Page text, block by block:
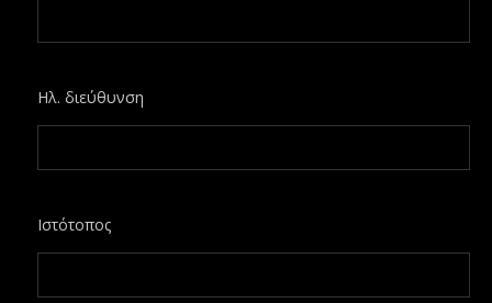
Ηλ. διεύθυνση
Ιστότοπος